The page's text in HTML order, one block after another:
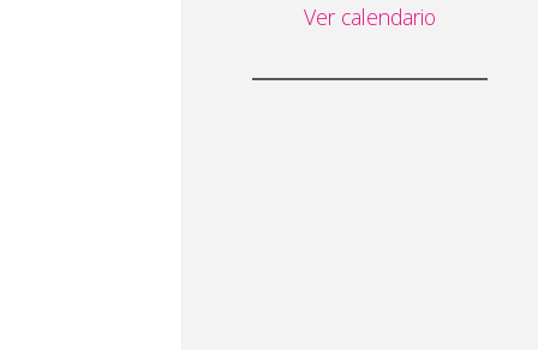
Ver calendario